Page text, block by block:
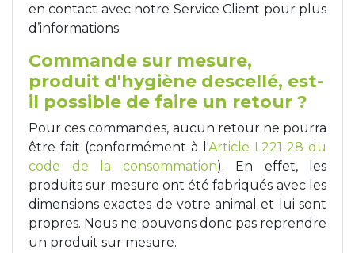
en contact avec notre Service Client pour plus
d’informations.
Commande sur mesure,
produit d'hygiène descellé, est-
il possible de faire un retour ?
Pour ces commandes, aucun retour ne pourra
être fait (conformément à l'Article L221-28 du
code de la consommation). En effet, les
produits sur mesure ont été fabriqués avec les
dimensions exactes de votre animal et lui sont
propres. Nous ne pouvons donc pas reprendre
un produit sur mesure.